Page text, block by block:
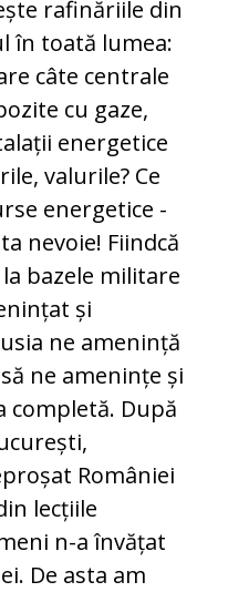
rafinăriile din
în toată lumea:
câte centrale
cu gaze,
energetice
valurile? Ce
energetice -
nevoie! Fiindcă
bazele militare
și
ne amenință
ne amenințe și
completă. După
României
lecțiile
n-a învățat
De asta am